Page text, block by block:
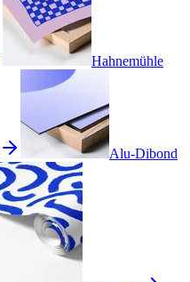
Hahnemühle
Alu-Dibond